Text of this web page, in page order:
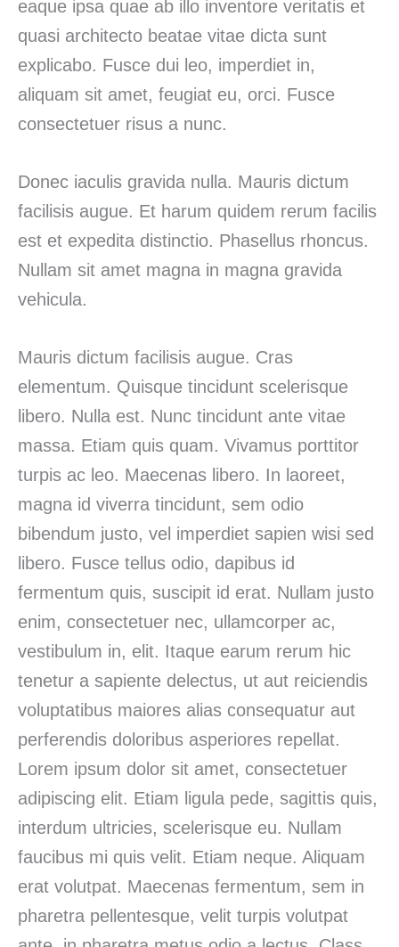
eaque ipsa quae ab illo inventore veritatis et
quasi architecto beatae vitae dicta sunt
explicabo. Fusce dui leo, imperdiet in,
aliquam sit amet, feugiat eu, orci. Fusce
consectetuer risus a nunc.
Donec iaculis gravida nulla. Mauris dictum
facilisis augue. Et harum quidem rerum facilis
est et expedita distinctio. Phasellus rhoncus.
Nullam sit amet magna in magna gravida
vehicula.
Mauris dictum facilisis augue. Cras
elementum. Quisque tincidunt scelerisque
libero. Nulla est. Nunc tincidunt ante vitae
massa. Etiam quis quam. Vivamus porttitor
turpis ac leo. Maecenas libero. In laoreet,
magna id viverra tincidunt, sem odio
bibendum justo, vel imperdiet sapien wisi sed
libero. Fusce tellus odio, dapibus id
fermentum quis, suscipit id erat. Nullam justo
enim, consectetuer nec, ullamcorper ac,
vestibulum in, elit. Itaque earum rerum hic
tenetur a sapiente delectus, ut aut reiciendis
voluptatibus maiores alias consequatur aut
perferendis doloribus asperiores repellat.
Lorem ipsum dolor sit amet, consectetuer
adipiscing elit. Etiam ligula pede, sagittis quis,
interdum ultricies, scelerisque eu. Nullam
faucibus mi quis velit. Etiam neque. Aliquam
erat volutpat. Maecenas fermentum, sem in
pharetra pellentesque, velit turpis volutpat